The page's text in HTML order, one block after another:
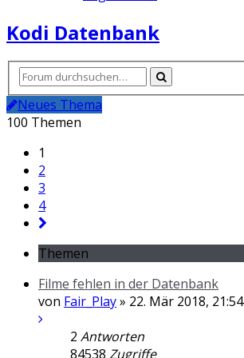
Kodi Datenbank
Neues Thema
100 Themen
1
2
3
4
Themen
Filme fehlen in der Datenbank
von Fair_Play» 22. Mär 2018, 21:54
2 Antworten
84538 Zugriffe